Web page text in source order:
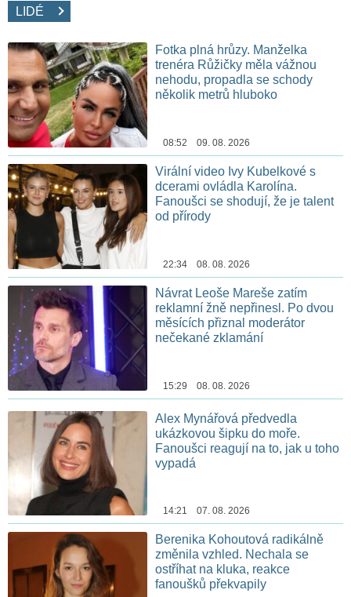
LIDÉ
Fotka plná hrůzy. Manželka
trenéra Růžičky měla vážnou
nehodu, propadla se schody
několik metrů hluboko
08:52 09. 08. 2026
Virální video Ivy Kubelkové s
dcerami ovládla Karolína.
Fanoušci se shodují, že je talent
od přírody
22:34 08. 08. 2026
Návrat Leoše Mareše zatím
reklamní žně nepřinesl. Po dvou
měsících přiznal moderátor
nečekané zklamání
15:29 08. 08. 2026
Alex Mynářová předvedla
ukázkovou šipku do moře.
Fanoušci reagují na to, jak u toho
vypadá
14:21 07. 08. 2026
Berenika Kohoutová radikálně
změnila vzhled. Nechala se
ostříhat na kluka, reakce
fanoušků překvapily